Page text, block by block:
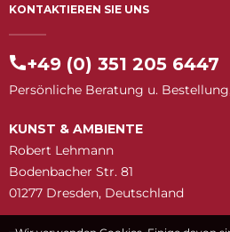
KONTAKTIEREN SIE UNS
+49 (0) 351 205 6447
Persönliche Beratung u.
KUNST & AMBIENTE
Robert Lehmann
Bodenbacher Str. 81
01277 Dresden, Deutschland